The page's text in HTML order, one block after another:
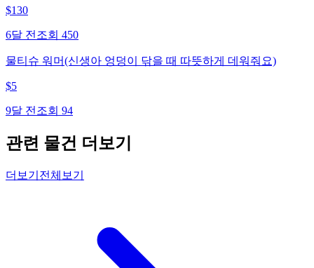
$130
6달 전 조회 450
물티슈 워머(신생아 엉덩이 닦을 때 따뜻하게 데워줘요)
$5
9달 전 조회 94
관련 물건 더보기
더보기 전체보기